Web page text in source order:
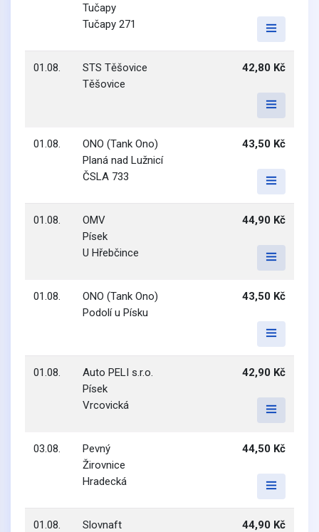
Tučapy
Tučapy 271
01.08.
STS Těšovice
Těšovice
42,80 Kč
01.08.
ONO (Tank Ono)
Planá nad Lužnicí
ČSLA 733
43,50 Kč
01.08.
OMV
Písek
U Hřebčince
44,90 Kč
01.08.
ONO (Tank Ono)
Podolí u Písku
43,50 Kč
01.08.
Auto PELI s.r.o.
Písek
Vrcovická
42,90 Kč
03.08.
Pevný
Žirovnice
Hradecká
44,50 Kč
01.08.
Slovnaft
44,90 Kč